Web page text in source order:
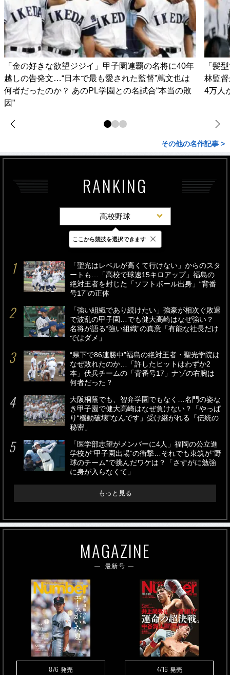
「金の好きな欲望ジジイ」甲子園連覇の名将に40年
越しの告発文…“日本で最も愛された監督”蔦文也は
何者だったのか？ あのPL学園との名試合“本当の敗
因”
「髪
林監
4万人
その他の名作記事 >
RANKING
高校野球
最新 24時間 週間
「聖光はレベルが高くて行けない」からのスタ
ートも…「高校で球速15キロアップ」福島の
絶対王者を封じた「ソフトボール出身」“背番
号17”の正体
「強い組織であり続けたい」強豪が相次ぐ敗退
で波乱の甲子園…でも健大高崎はなぜ強い？
名将が語る“強い組織”の真意「有能な社長だけ
ではダメ」
“県下で86連勝中”福島の絶対王者・聖光学院は
なぜ敗れたのか…「許したヒットはわずか2
本」伏兵チームの「背番号17」ナゾの右腕は
何者だった？
大阪桐蔭でも、智弁学園でもなく…名門の姿な
き甲子園で健大高崎はなぜ負けない？「やっぱ
り“機動破壊”なんです」受け継がれる「伝統の
秘密」
「医学部志望がメンバーに4人」福岡の公立進
学校が“甲子園出場”の衝撃…それでも東筑が“野
球のチーム”で挑んだワケは？「さすがに勉強
に身が入らなくて」
もっと見る
MAGAZINE
最新号
8/6 発売 4/16 発売
ここから競技を選択できます ×